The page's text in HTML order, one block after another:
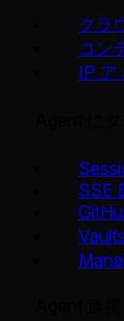
クラ
コン
IP ア
SSE